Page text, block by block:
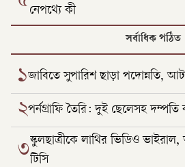
নেপথ্যে কী
সর্বাধিক পঠিত
১জাবিতে সুপারিশ ছাড়া পদোন্নতি,
২পর্নগ্রাফি তৈরি: দুই ছেলেসহ দম্পতি
৩স্কুলছাত্রীকে লাথির ভিডিও
টিসি